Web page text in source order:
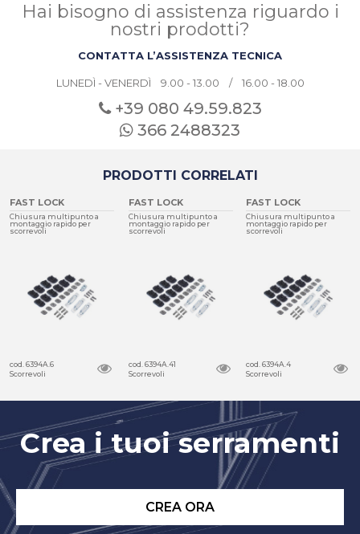
Hai bisogno di assistenza riguardo i
nostri prodotti?
CONTATTA L’ASSISTENZA TECNICA
LUNEDÌ - VENERDÌ 9.00 - 13.00 / 16.00 - 18.00
+39 080 49.59.823
366 2488323
PRODOTTI CORRELATI
FAST LOCK
Chiusura multipunto a
montaggio rapido per
scorrevoli
cod. 6394A.6
Scorrevoli
FAST LOCK
Chiusura multipunto a
montaggio rapido per
scorrevoli
cod. 6394A.41
Scorrevoli
FAST LOCK
Chiusura multipunto a
montaggio rapido per
scorrevoli
cod. 6394A.4
Scorrevoli
Crea i tuoi serramenti
CREA ORA